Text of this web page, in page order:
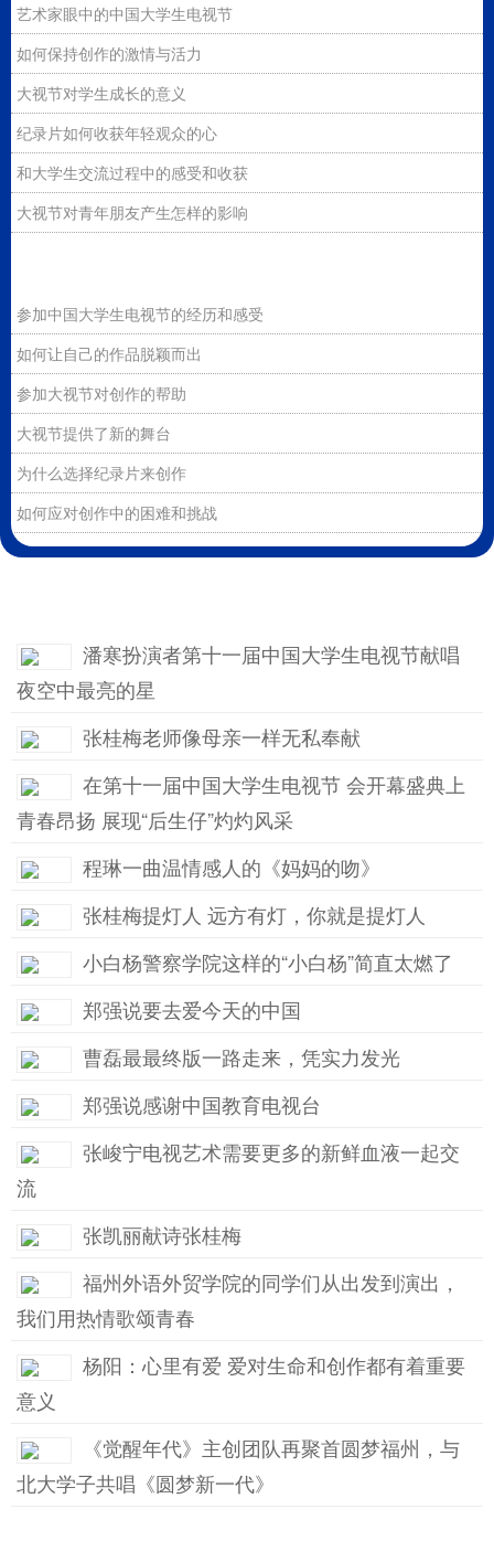
艺术家眼中的中国大学生电视节
如何保持创作的激情与活力
大视节对学生成长的意义
纪录片如何收获年轻观众的心
和大学生交流过程中的感受和收获
大视节对青年朋友产生怎样的影响
参加中国大学生电视节的经历和感受
如何让自己的作品脱颖而出
参加大视节对创作的帮助
大视节提供了新的舞台
为什么选择纪录片来创作
如何应对创作中的困难和挑战
潘寒扮演者第十一届中国大学生电视节献唱
夜空中最亮的星
张桂梅老师像母亲一样无私奉献
在第十一届中国大学生电视节 会开幕盛典上
青春昂扬 展现“后生仔”灼灼风采
程琳一曲温情感人的《妈妈的吻》
张桂梅提灯人 远方有灯，你就是提灯人
小白杨警察学院这样的“小白杨”简直太燃了
郑强说要去爱今天的中国
曹磊最最终版一路走来，凭实力发光
郑强说感谢中国教育电视台
张峻宁电视艺术需要更多的新鲜血液一起交
流
张凯丽献诗张桂梅
福州外语外贸学院的同学们从出发到演出，
我们用热情歌颂青春
杨阳：心里有爱 爱对生命和创作都有着重要
意义
《觉醒年代》主创团队再聚首圆梦福州，与
北大学子共唱《圆梦新一代》